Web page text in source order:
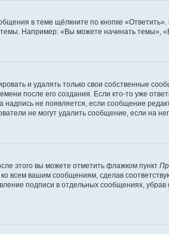
в теме щёлкните по кнопке
Например: «Вы можете начинать темы»,
и удалять только свои собственные
после его создания. Если кто-то уже
не появляется, если сообщение
не могут удалить сообщение, если на
этого вы можете отметить флажком пункт
всем вашим сообщениям, сделав
подписи в отдельных сообщениях,